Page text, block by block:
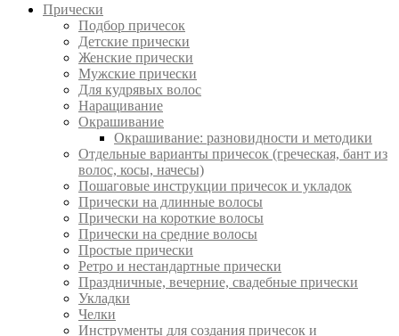
Прически
Подбор причесок
Детские прически
Женские прически
Мужские прически
Для кудрявых волос
Наращивание
Окрашивание
Окрашивание: разновидности и методики
Отдельные варианты причесок (греческая, бант из
волос, косы, начесы)
Пошаговые инструкции причесок и укладок
Прически на длинные волосы
Прически на короткие волосы
Прически на средние волосы
Простые прически
Ретро и нестандартные прически
Праздничные, вечерние, свадебные прически
Укладки
Челки
Инструменты для создания причесок и